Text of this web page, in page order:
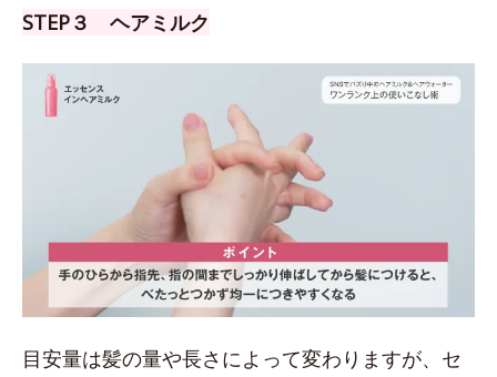
STEP３ ヘアミルク
目安量は髪の量や長さによって変わりますが、セ